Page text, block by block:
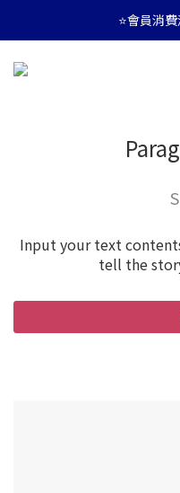
⭐會員消
⭐會員消
🚛消費滿
Input your text
tell the